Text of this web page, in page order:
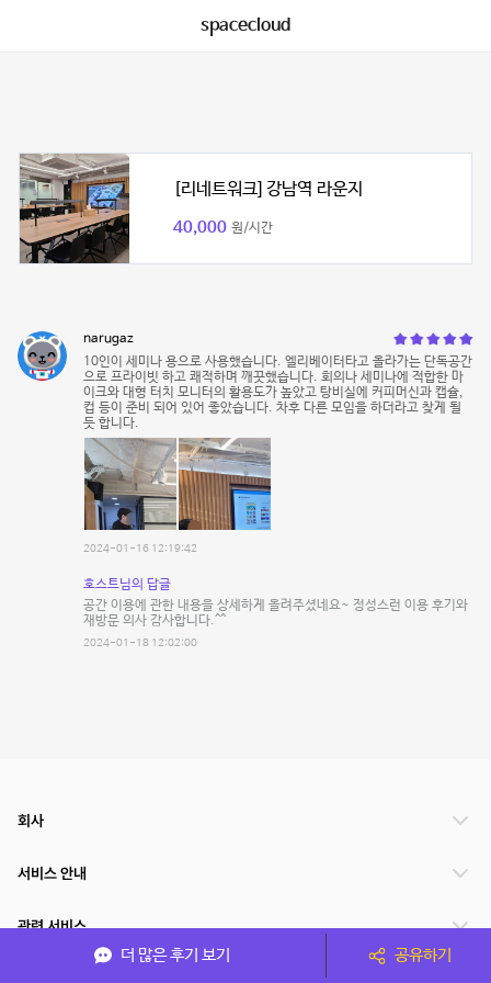
spacecloud
[리네트워크] 강남역 라운지
40,000 원/시간
narugaz
10인이 세미나 용으로 사용했습니다. 엘리베이터타고 올라가는 단독공간
으로 프라이빗 하고 쾌적하며 깨끗했습니다. 회의나 세미나에 적합한 마
이크와 대형 터치 모니터의 활용도가 높았고 탕비실에 커피머신과 캡슐,
컵 등이 준비 되어 있어 좋았습니다. 차후 다른 모임을 하더라고 찾게 될
듯 합니다.
2024-01-16 12:19:42
호스트님의 답글
공간 이용에 관한 내용을 상세하게 올려주셨네요~ 정성스런 이용 후기와
재방문 의사 감사합니다.^^
2024-01-18 12:02:00
더 많은 후기 보기 공유하기
회사
서비스 안내
관련 서비스